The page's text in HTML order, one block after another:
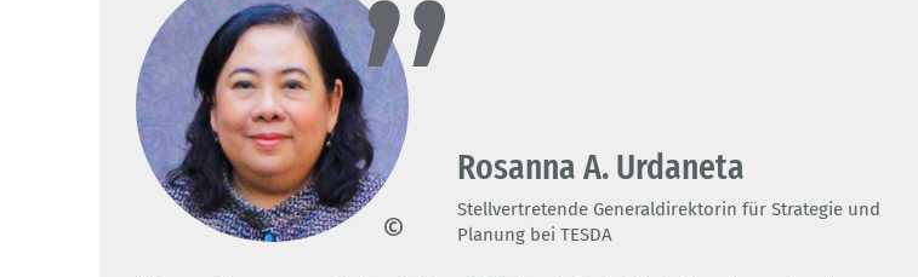
Rosanna A. Urdaneta
Stellvertretende Generaldirektorin für Strategie und
Planung bei TESDA